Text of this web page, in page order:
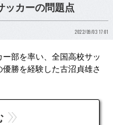
ッカーの問題点
2022/09/03 17:01
部を率い、全国高校サッ
勝を経験した古沼貞雄さ